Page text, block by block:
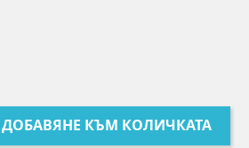
ДОБАВЯНЕ КЪМ КОЛИЧКАТА